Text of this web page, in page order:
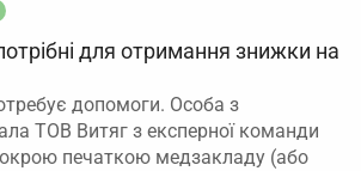
для отримання знижки на
допомоги. Особа з
ТОВ Витяг з експерної команди
печаткою медзакладу (або